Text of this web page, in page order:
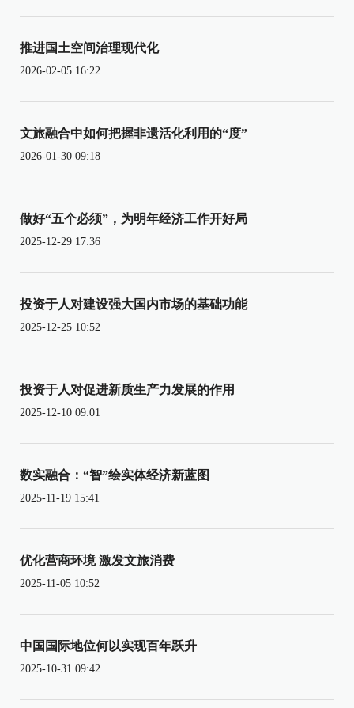
推进国土空间治理现代化
2026-02-05 16:22
文旅融合中如何把握非遗活化利用的“度”
2026-01-30 09:18
做好“五个必须”，为明年经济工作开好局
2025-12-29 17:36
投资于人对建设强大国内市场的基础功能
2025-12-25 10:52
投资于人对促进新质生产力发展的作用
2025-12-10 09:01
数实融合：“智”绘实体经济新蓝图
2025-11-19 15:41
优化营商环境 激发文旅消费
2025-11-05 10:52
中国国际地位何以实现百年跃升
2025-10-31 09:42